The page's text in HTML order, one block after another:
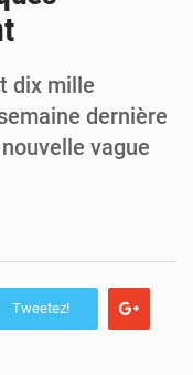
dix mille
dernière
vague
Tweetez!